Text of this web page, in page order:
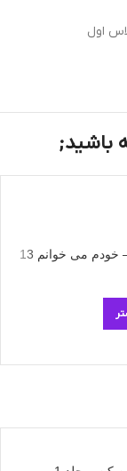
اول
می‌ خوانم 13